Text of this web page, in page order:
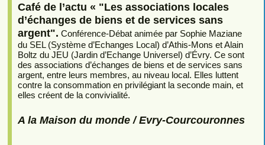
Café de l’actu « "Les associations locales
d’échanges de biens et de services sans
argent". Conférence-Débat animée par Sophie Maziane
du SEL (Système d’Echanges Local) d’Athis-Mons et Alain
Boltz du JEU (Jardin d’Echange Universel) d’Évry. Ce sont
des associations d’échanges de biens et de services sans
argent, entre leurs membres, au niveau local. Elles luttent
contre la consommation en privilégiant la seconde main, et
elles créent de la convivialité.
A la Maison du monde / Evry-Courcouronnes